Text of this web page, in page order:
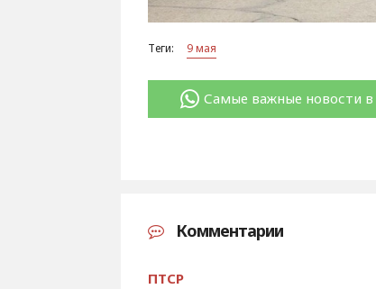
Теги: 9 мая
Самые важные новости в
Комментарии
ПТСР